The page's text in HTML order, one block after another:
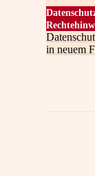
in neuem